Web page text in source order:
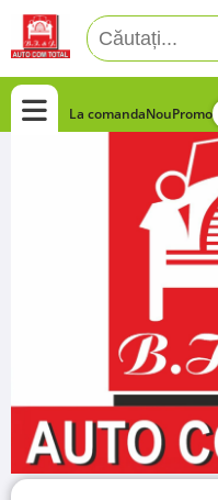
La comandaNouPromo